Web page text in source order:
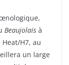
Beaujolais à
Heat/H7, au
un large